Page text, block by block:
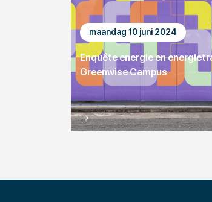
maandag 10 juni 2024
Enquête energie en
Greenwise Campus